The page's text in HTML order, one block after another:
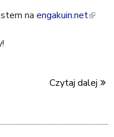
na engakuin.net(
i
x
Czytaj dalej